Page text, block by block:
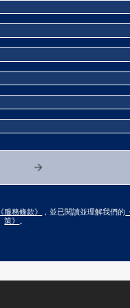
《服務條款》 ，並已閱讀並理解我們的
策》 。